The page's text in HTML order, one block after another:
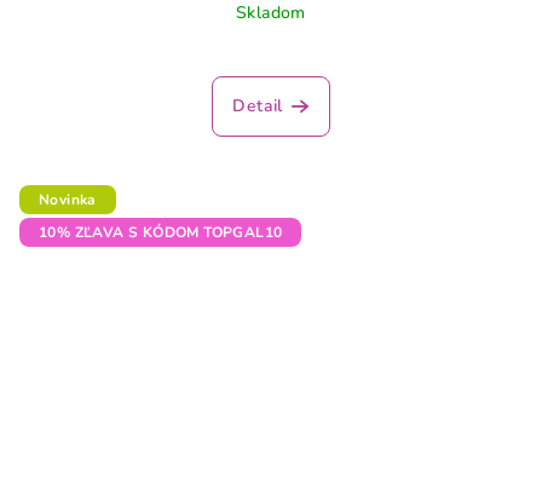
Skladom
Detail
Novinka
10% ZĽAVA S KÓDOM TOPGAL10